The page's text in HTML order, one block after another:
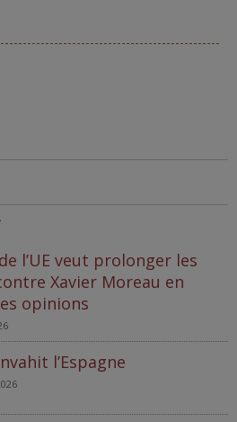
l’UE veut prolonger les
Xavier Moreau en
opinions
l’Espagne